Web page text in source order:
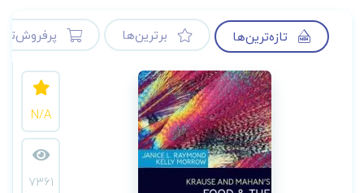
تازه‌ترین‌ها برترین‌ها
N/A
7361